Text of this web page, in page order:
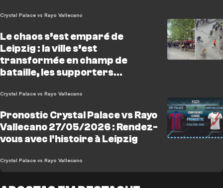
Crystal Palace vs Rayo Vallecano
Le chaos s’est emparé de
Leipzig : la ville s’est
transformée en champ de
bataille, les supporters
coups de chaises et de
Crystal Palace vs Rayo Vallecano
Pronostic Crystal Palace vs Rayo
Vallecano 27/05/2026 : Rendez-
vous avec l'histoire à Leipzig
Crystal Palace vs Rayo Vallecano